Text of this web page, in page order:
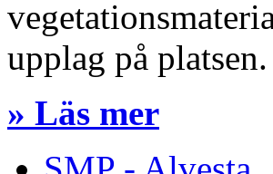
upplag på platsen.
» Läs mer